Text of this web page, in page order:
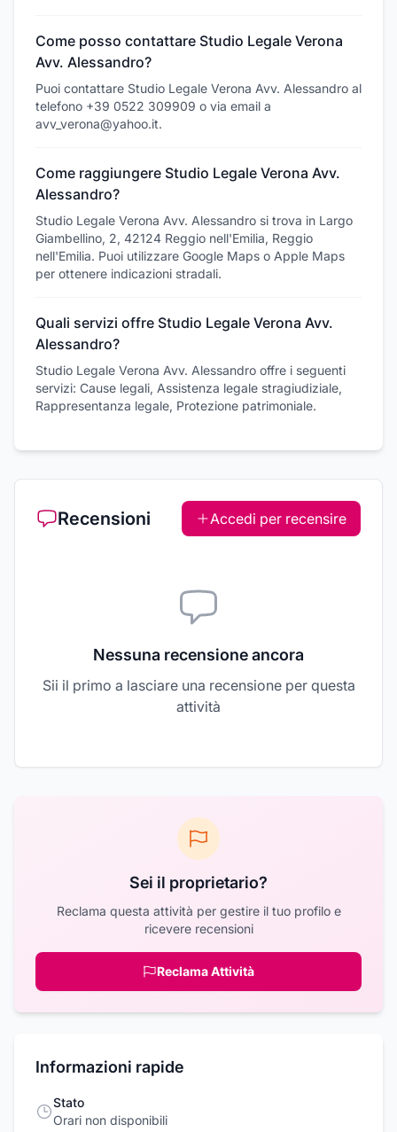
Come posso contattare Studio Legale Verona
Avv. Alessandro?
Puoi contattare Studio Legale Verona Avv. Alessandro al
telefono +39 0522 309909 o via email a
avv_verona@yahoo.it.
Come raggiungere Studio Legale Verona Avv.
Alessandro?
Studio Legale Verona Avv. Alessandro si trova in Largo
Giambellino, 2, 42124 Reggio nell'Emilia, Reggio
nell'Emilia. Puoi utilizzare Google Maps o Apple Maps
per ottenere indicazioni stradali.
Quali servizi offre Studio Legale Verona Avv.
Alessandro?
Studio Legale Verona Avv. Alessandro offre i seguenti
servizi: Cause legali, Assistenza legale stragiudiziale,
Rappresentanza legale, Protezione patrimoniale.
Recensioni Accedi per recensire
Nessuna recensione ancora
Sii il primo a lasciare una recensione per questa
attività
Sei il proprietario?
Reclama questa attività per gestire il tuo profilo e
ricevere recensioni
Reclama Attività
Informazioni rapide
Stato
Orari non disponibili